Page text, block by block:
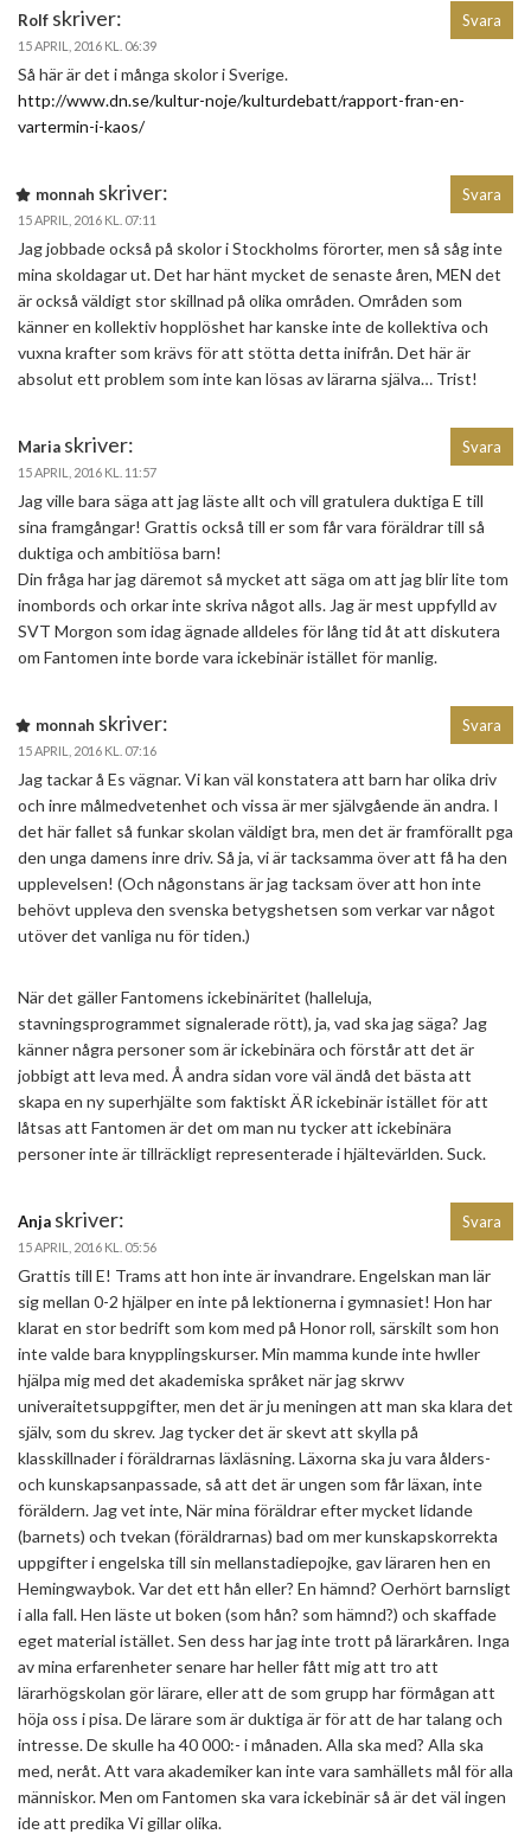
Rolf skriver:
15 APRIL, 2016 KL. 06:39
Så här är det i många skolor i Sverige.
http://www.dn.se/kultur-noje/kulturdebatt/rapport-fran-en-
vartermin-i-kaos/
Svara
monnah skriver:
15 APRIL, 2016 KL. 07:11
Jag jobbade också på skolor i Stockholms förorter, men så såg inte
mina skoldagar ut. Det har hänt mycket de senaste åren, MEN det
är också väldigt stor skillnad på olika områden. Områden som
känner en kollektiv hopplöshet har kanske inte de kollektiva och
vuxna krafter som krävs för att stötta detta inifrån. Det här är
absolut ett problem som inte kan lösas av lärarna själva… Trist!
Svara
Maria skriver:
15 APRIL, 2016 KL. 11:57
Jag ville bara säga att jag läste allt och vill gratulera duktiga E till
sina framgångar! Grattis också till er som får vara föräldrar till så
duktiga och ambitiösa barn!
Din fråga har jag däremot så mycket att säga om att jag blir lite tom
inombords och orkar inte skriva något alls. Jag är mest uppfylld av
SVT Morgon som idag ägnade alldeles för lång tid åt att diskutera
om Fantomen inte borde vara ickebinär istället för manlig.
Svara
monnah skriver:
15 APRIL, 2016 KL. 07:16
Jag tackar å Es vägnar. Vi kan väl konstatera att barn har olika driv
och inre målmedvetenhet och vissa är mer självgående än andra. I
det här fallet så funkar skolan väldigt bra, men det är framförallt pga
den unga damens inre driv. Så ja, vi är tacksamma över att få ha den
upplevelsen! (Och någonstans är jag tacksam över att hon inte
behövt uppleva den svenska betygshetsen som verkar var något
utöver det vanliga nu för tiden.)
När det gäller Fantomens ickebinäritet (halleluja,
stavningsprogrammet signalerade rött), ja, vad ska jag säga? Jag
känner några personer som är ickebinära och förstår att det är
jobbigt att leva med. Å andra sidan vore väl ändå det bästa att
skapa en ny superhjälte som faktiskt ÄR ickebinär istället för att
låtsas att Fantomen är det om man nu tycker att ickebinära
personer inte är tillräckligt representerade i hjältevärlden. Suck.
Svara
Anja skriver:
15 APRIL, 2016 KL. 05:56
Grattis till E! Trams att hon inte är invandrare. Engelskan man lär
sig mellan 0-2 hjälper en inte på lektionerna i gymnasiet! Hon har
klarat en stor bedrift som kom med på Honor roll, särskilt som hon
inte valde bara knypplingskurser. Min mamma kunde inte hwller
hjälpa mig med det akademiska språket när jag skrwv
univeraitetsuppgifter, men det är ju meningen att man ska klara det
själv, som du skrev. Jag tycker det är skevt att skylla på
klasskillnader i föräldrarnas läxläsning. Läxorna ska ju vara ålders-
och kunskapsanpassade, så att det är ungen som får läxan, inte
föräldern. Jag vet inte, När mina föräldrar efter mycket lidande
(barnets) och tvekan (föräldrarnas) bad om mer kunskapskorrekta
uppgifter i engelska till sin mellanstadiepojke, gav läraren hen en
Hemingwaybok. Var det ett hån eller? En hämnd? Oerhört barnsligt
i alla fall. Hen läste ut boken (som hån? som hämnd?) och skaffade
eget material istället. Sen dess har jag inte trott på lärarkåren. Inga
av mina erfarenheter senare har heller fått mig att tro att
lärarhögskolan gör lärare, eller att de som grupp har förmågan att
höja oss i pisa. De lärare som är duktiga är för att de har talang och
intresse. De skulle ha 40 000:- i månaden. Alla ska med? Alla ska
med, neråt. Att vara akademiker kan inte vara samhällets mål för alla
människor. Men om Fantomen ska vara ickebinär så är det väl ingen
ide att predika Vi gillar olika.
Svara